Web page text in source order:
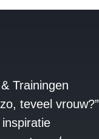
Trainingen
teveel vrouw?”